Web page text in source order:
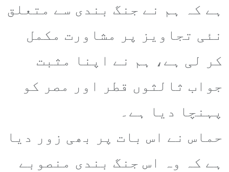
ہے کہ ہم نے جنگ بندی سے متعلق
نئی تجاویز پر مشاورت مکمل
کر لی ہے، ہم نے اپنا مثبت
جواب ثالثوں قطر اور مصر کو
پہنچا دیا ہے۔
حماس نے اس بات پر بھی زور دیا
ہے کہ وہ اس جنگ بندی منصوبے